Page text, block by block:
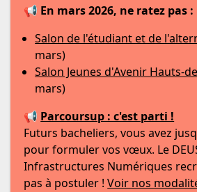
📢 En mars 2026, ne ratez pas :
Salon de l'étudiant et de
mars)
Salon Jeunes d'Avenir Hauts-
mars)
📢 Parcoursup : c'est parti !
Futurs bacheliers, vous avez
pour formuler vos vœux. Le
Infrastructures Numériques
pas à postuler !Voir nos